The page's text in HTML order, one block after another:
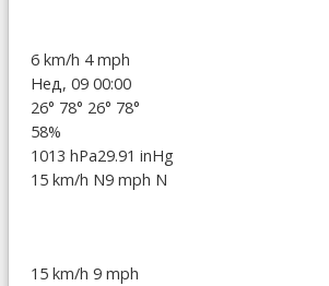
6 km/h 4 mph
Нед, 09 00:00
26° 78° 26° 78°
58%
1013 hPa29.91 inHg
15 km/h N9 mph N
15 km/h 9 mph